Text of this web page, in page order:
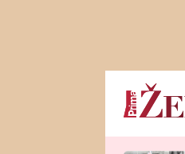
Horoskopy